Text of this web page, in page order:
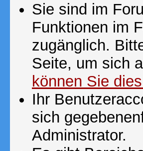
Sie sind im
Funktionen im
zugänglich.
Seite, um sich
können Sie
Ihr
sich
Administrator.